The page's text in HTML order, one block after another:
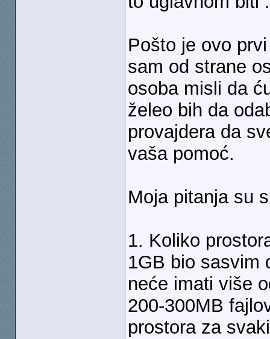
Pošto je ovo
sam od strane
osoba misli da
želeo bih da
provajdera da
vaša pomoć.
Moja pitanja su
1. Koliko
1GB bio sasvim
neće imati više
200-300MB
prostora za